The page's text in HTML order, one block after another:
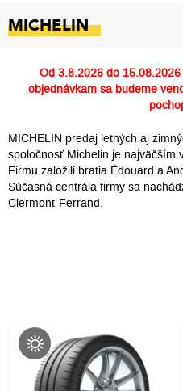
KONTAKT
PREČO MY
MICHELIN
Od 3.8.2026 do 15.08.2026
objednávkam sa budeme
MICHELIN predaj letných aj
spoločnosť Michelin je najväčším
Firmu založili bratia Édouard a
Súčasná centrála firmy sa
Clermont-Ferrand.